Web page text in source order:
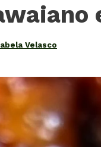
Velasco